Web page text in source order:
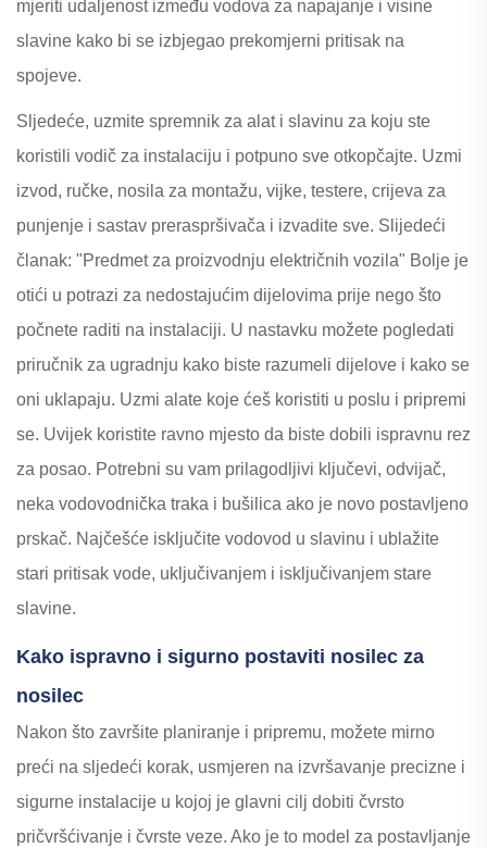
mjeriti udaljenost između vodova za napajanje i visine
slavine kako bi se izbjegao prekomjerni pritisak na
spojeve.
Sljedeće, uzmite spremnik za alat i slavinu za koju ste
koristili vodič za instalaciju i potpuno sve otkopčajte. Uzmi
izvod, ručke, nosila za montažu, vijke, testere, crijeva za
punjenje i sastav preraspršivača i izvadite sve. Slijedeći
članak: "Predmet za proizvodnju električnih vozila" Bolje je
otići u potrazi za nedostajućim dijelovima prije nego što
počnete raditi na instalaciji. U nastavku možete pogledati
priručnik za ugradnju kako biste razumeli dijelove i kako se
oni uklapaju. Uzmi alate koje ćeš koristiti u poslu i pripremi
se. Uvijek koristite ravno mjesto da biste dobili ispravnu rez
za posao. Potrebni su vam prilagodljivi ključevi, odvijač,
neka vodovodnička traka i bušilica ako je novo postavljeno
prskač. Najčešće isključite vodovod u slavinu i ublažite
stari pritisak vode, uključivanjem i isključivanjem stare
slavine.
Kako ispravno i sigurno postaviti nosilec za
nosilec
Nakon što završite planiranje i pripremu, možete mirno
preći na sljedeći korak, usmjeren na izvršavanje precizne i
sigurne instalacije u kojoj je glavni cilj dobiti čvrsto
pričvršćivanje i čvrste veze. Ako je to model za postavljanje